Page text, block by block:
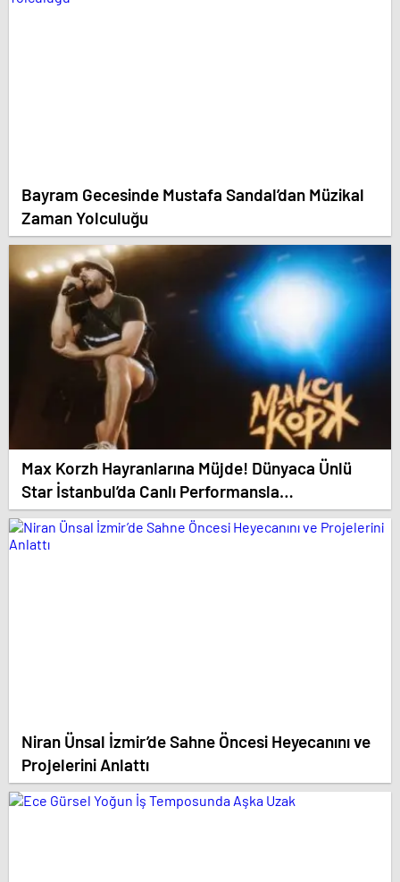
Bayram Gecesinde Mustafa Sandal’dan Müzikal
Zaman Yolculuğu
Max Korzh Hayranlarına Müjde! Dünyaca Ünlü
Star İstanbul’da Canlı Performansla
Hayranlarıyla Buluşuyor
Niran Ünsal İzmir’de Sahne Öncesi Heyecanını ve
Projelerini Anlattı